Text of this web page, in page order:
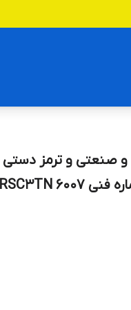
و صنعتی و ترمز دستی